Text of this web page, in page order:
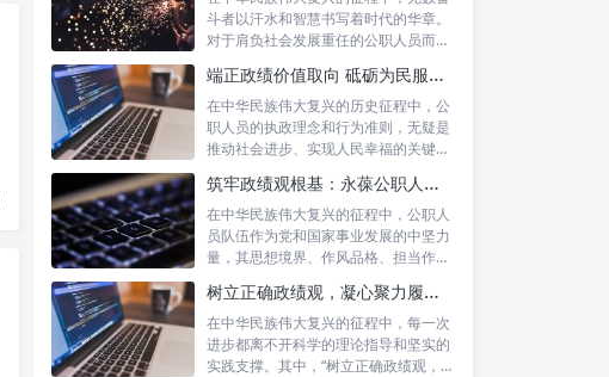
斗者以汗水和智慧书写着时代的华章。
对于肩负社会发展重任的公职人员而
端正政绩价值取向 砥砺为民服务初心：新时代公仆的责任与担当
在中华民族伟大复兴的历史征程中，公
职人员的执政理念和行为准则，无疑是
推动社会进步、实现人民幸福的关键所
筑牢政绩观根基：永葆公职人员本色的时代考量与实践路径
在中华民族伟大复兴的征程中，公职人
员队伍作为党和国家事业发展的中坚力
量，其思想境界、作风品格、担当作为
树立正确政绩观，凝心聚力履职尽责：新时代下的治理智慧与实践路径
在中华民族伟大复兴的征程中，每一次
进步都离不开科学的理论指导和坚实的
实践支撑。其中，“树立正确政绩观，凝